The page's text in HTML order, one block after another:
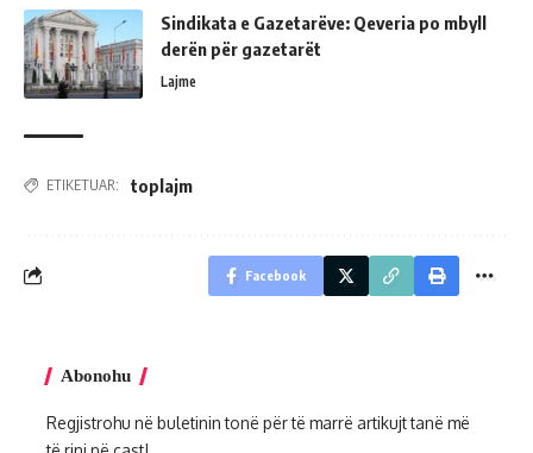
Sindikata e Gazetarëve: Qeveria po mbyll
derën për gazetarët
Lajme
ETIKETUAR: toplajm
Facebook
Abonohu
Regjistrohu në buletinin tonë për të marrë artikujt tanë më